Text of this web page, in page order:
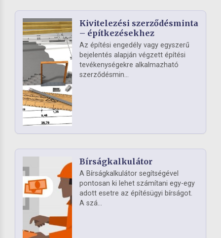
Kivitelezési szerződésminta
– építkezésekhez
Az építési engedély vagy egyszerű
bejelentés alapján végzett építési
tevékenységekre alkalmazható
szerződésmin...
Bírságkalkulátor
A Bírságkalkulátor segítségével
pontosan ki lehet számítani egy-egy
adott esetre az építésügyi bírságot.
A szá...